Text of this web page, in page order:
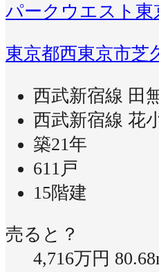
パークウエスト東
東京都西東京市芝
西武新宿線 田
西武新宿線 花
築21年
611戸
15階建
売ると？
4,716万円